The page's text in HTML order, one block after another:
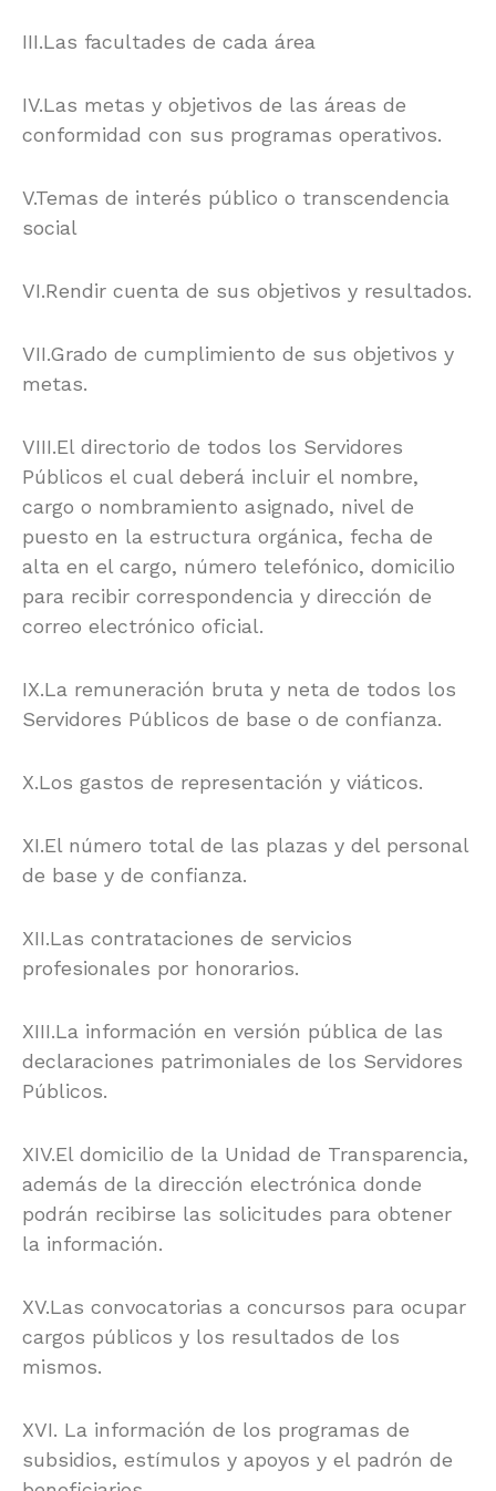
III.Las facultades de cada área
IV.Las metas y objetivos de las áreas de
conformidad con sus programas operativos.
V.Temas de interés público o transcendencia
social
VI.Rendir cuenta de sus objetivos y resultados.
VII.Grado de cumplimiento de sus objetivos y
metas.
VIII.El directorio de todos los Servidores
Públicos el cual deberá incluir el nombre,
cargo o nombramiento asignado, nivel de
puesto en la estructura orgánica, fecha de
alta en el cargo, número telefónico, domicilio
para recibir correspondencia y dirección de
correo electrónico oficial.
IX.La remuneración bruta y neta de todos los
Servidores Públicos de base o de confianza.
X.Los gastos de representación y viáticos.
XI.El número total de las plazas y del personal
de base y de confianza.
XII.Las contrataciones de servicios
profesionales por honorarios.
XIII.La información en versión pública de las
declaraciones patrimoniales de los Servidores
Públicos.
XIV.El domicilio de la Unidad de Transparencia,
además de la dirección electrónica donde
podrán recibirse las solicitudes para obtener
la información.
XV.Las convocatorias a concursos para ocupar
cargos públicos y los resultados de los
mismos.
XVI. La información de los programas de
subsidios, estímulos y apoyos y el padrón de